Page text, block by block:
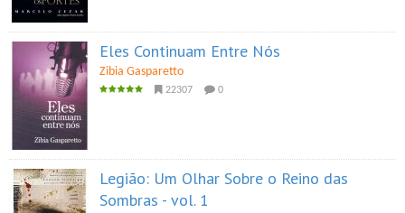
Eles Continuam Entre Nós
Zibia Gasparetto
22307 0
Legião: Um Olhar Sobre o Reino das
Sombras - vol. 1